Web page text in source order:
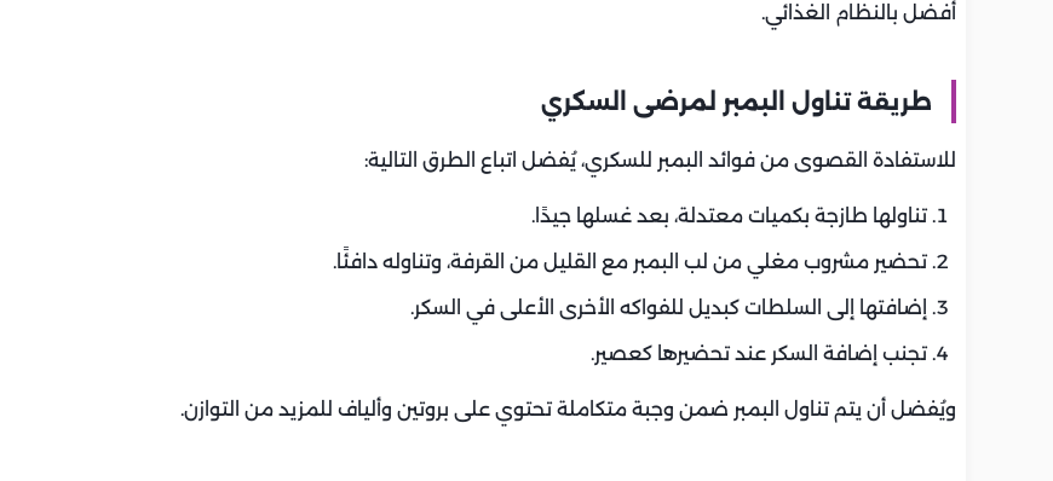
أفضل بالنظام الغذائي.
طريقة تناول البمبر لمرضى السكري
للاستفادة القصوى من فوائد البمبر للسكري، يُفضل اتباع الطرق التالية:
تناولها طازجة بكميات معتدلة، بعد غسلها جيدًا.
تحضير مشروب مغلي من لب البمبر مع القليل من القرفة، وتناوله دافئًا.
إضافتها إلى السلطات كبديل للفواكه الأخرى الأعلى في السكر.
تجنب إضافة السكر عند تحضيرها كعصير.
ويُفضل أن يتم تناول البمبر ضمن وجبة متكاملة تحتوي على بروتين وألياف للمزيد من التوازن.